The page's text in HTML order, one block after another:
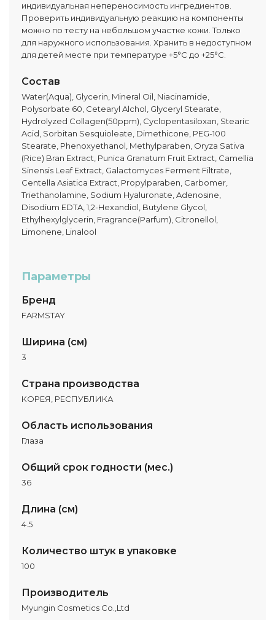
индивидуальная непереносимость ингредиентов.
Проверить индивидуальную реакцию на компоненты
можно по тесту на небольшом участке кожи. Только
для наружного использования. Хранить в недоступном
для детей месте при температуре +5°C до +25°C.
Состав
Water(Aqua), Glycerin, Mineral Oil, Niacinamide,
Polysorbate 60, Cetearyl Alchol, Glyceryl Stearate,
Hydrolyzed Collagen(50ppm), Cyclopentasiloxan, Stearic
Acid, Sorbitan Sesquioleate, Dimethicone, PEG-100
Stearate, Phenoxyethanol, Methylparaben, Oryza Sativa
(Rice) Bran Extract, Punica Granatum Fruit Extract, Camellia
Sinensis Leaf Extract, Galactomyces Ferment Filtrate,
Centella Asiatica Extract, Propylparaben, Carbomer,
Triethanolamine, Sodium Hyaluronate, Adenosine,
Disodium EDTA, 1,2-Hexandiol, Butylene Glycol,
Ethylhexylglycerin, Fragrance(Parfum), Citronellol,
Limonene, Linalool
Параметры
Бренд
FARMSTAY
Ширина (см)
3
Страна производства
КОРЕЯ, РЕСПУБЛИКА
Область использования
Глаза
Общий срок годности (мес.)
36
Длина (см)
4.5
Количество штук в упаковке
100
Производитель
Myungin Cosmetics Co.,Ltd